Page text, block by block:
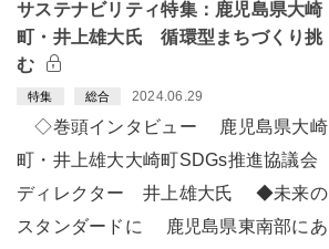
サステナビリティ特集：鹿児島県大崎
町・井上雄大氏 循環型まちづくり挑
む
特集 総合 2024.06.29
◇巻頭インタビュー 鹿児島県大崎
町・井上雄大大崎町SDGs推進協議会
ディレクター 井上雄大氏 ◆未来の
スタンダードに 鹿児島県東南部にあ